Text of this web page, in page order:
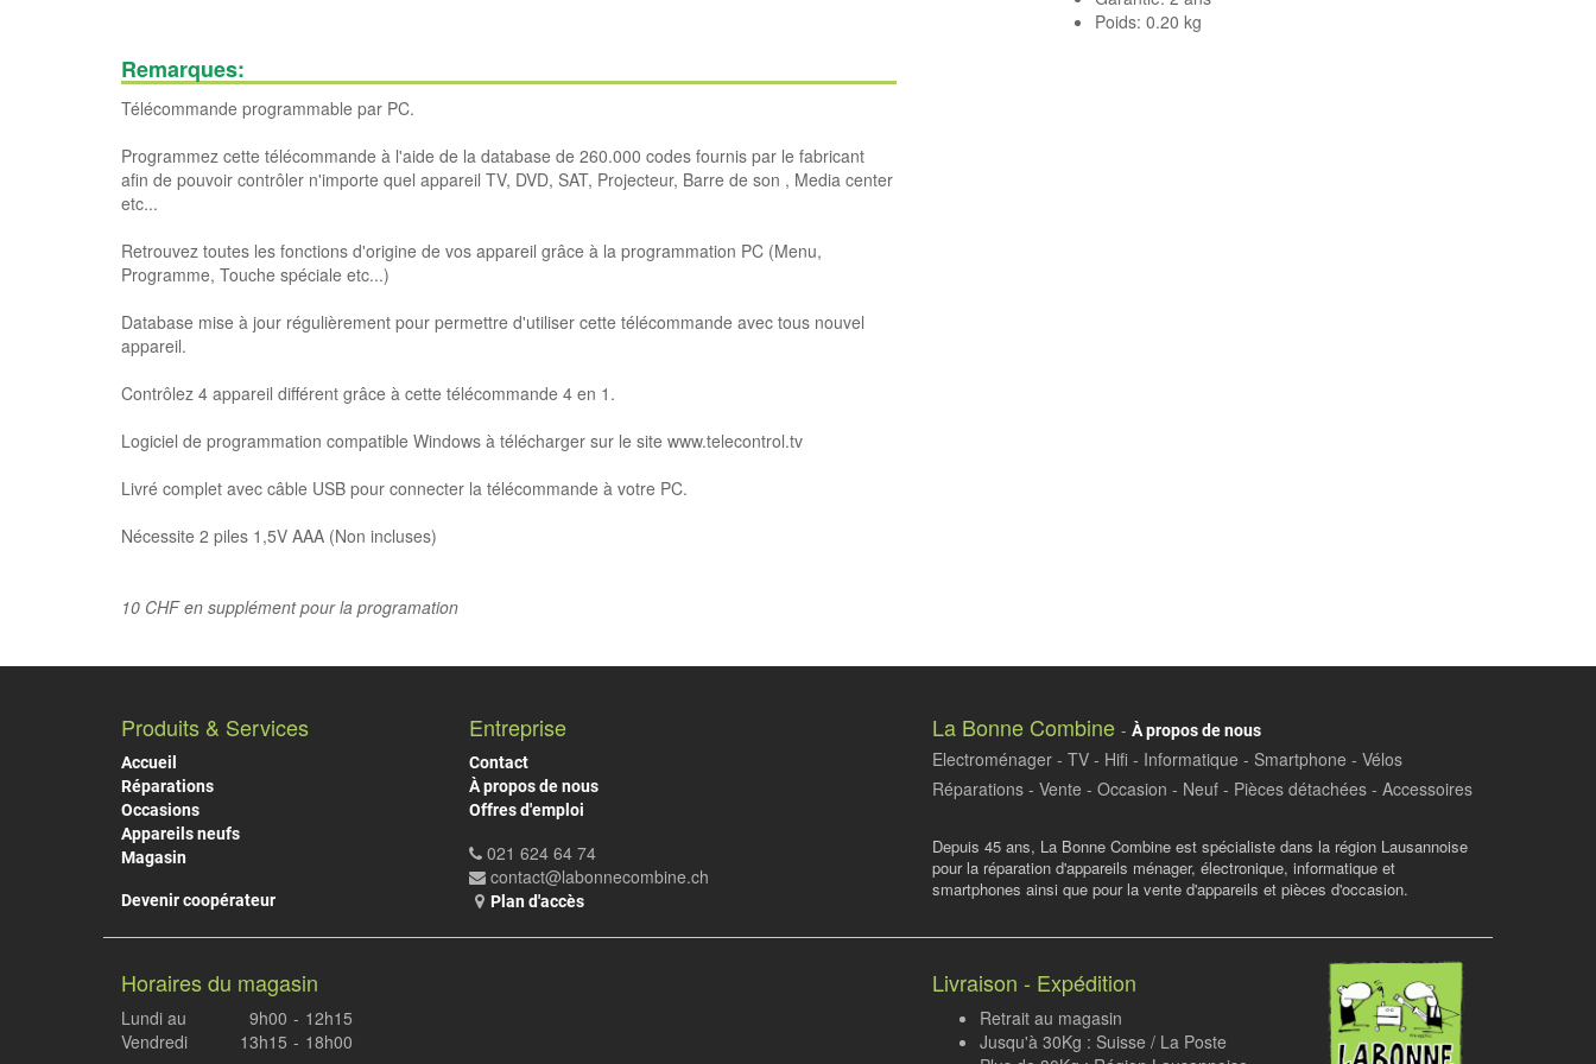
Poids: 0.20 kg
Remarques:
Télécommande programmable par PC.
Programmez cette télécommande à l'aide de la database de 260.000 codes fournis par le fabricant
afin de pouvoir contrôler n'importe quel appareil TV, DVD, SAT, Projecteur, Barre de son , Media center
etc...
Retrouvez toutes les fonctions d'origine de vos appareil grâce à la programmation PC (Menu,
Programme, Touche spéciale etc...)
Database mise à jour régulièrement pour permettre d'utiliser cette télécommande avec tous nouvel
appareil.
Contrôlez 4 appareil différent grâce à cette télécommande 4 en 1.
Logiciel de programmation compatible Windows à télécharger sur le site www.telecontrol.tv
Livré complet avec câble USB pour connecter la télécommande à votre PC.
Nécessite 2 piles 1,5V AAA (Non incluses)
10 CHF en supplément pour la programation
Produits & Services
Accueil
Réparations
Occasions
Appareils neufs
Magasin
Devenir coopérateur
Entreprise
Contact
À propos de nous
Offres d'emploi
021 624 64 74
contact@labonnecombine.ch
Plan d'accès
La Bonne Combine - À propos de nous
Electroménager - TV - Hifi - Informatique - Smartphone - Vélos
Réparations - Vente - Occasion - Neuf - Pièces détachées - Accessoires
Depuis 45 ans, La Bonne Combine est spécialiste dans la région Lausannoise
pour la réparation d'appareils ménager, électronique, informatique et
smartphones ainsi que pour la vente d'appareils et pièces d'occasion.
Horaires du magasin
Lundi au
Vendredi
9h00
13h15
-
-
12h15
18h00
Livraison - Expédition
Retrait au magasin
Jusqu'à 30Kg : Suisse / La Poste